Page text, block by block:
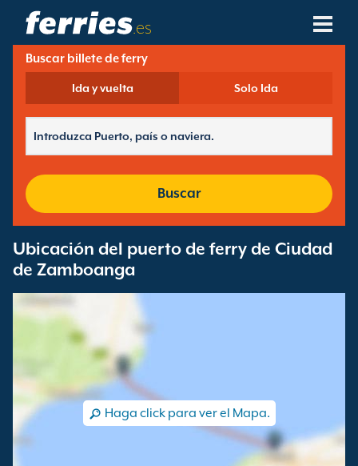
.es
Compañías Navieras
Destinos De Ferries
Puertos De Ferry
Buscar billete de ferry
Ida y vuelta Solo Ida
Buscar
Ubicación del puerto de ferry de Ciudad
de Zamboanga
Haga click para ver el Mapa.